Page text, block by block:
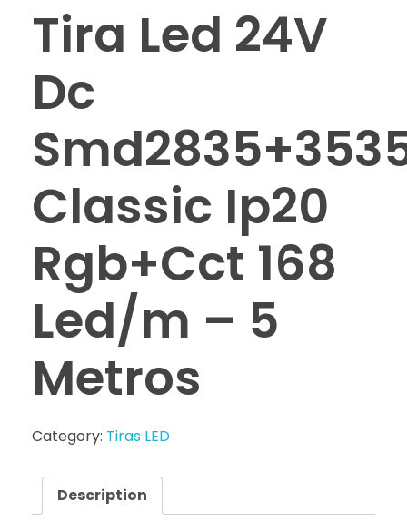
Tira Led 24V
Dc
Classic Ip20
Rgb+Cct 168
Led/m – 5
Metros
Category: Tiras LED
Description